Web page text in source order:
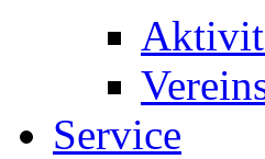
Service